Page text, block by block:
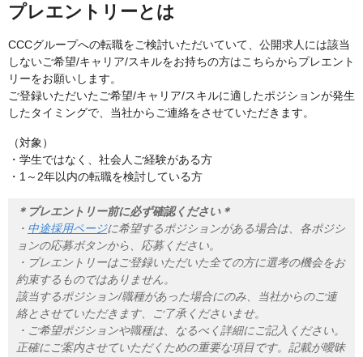
プレエントリーとは
CCCグループへの転職をご検討いただいていて、公開求人には該当
しないご希望/キャリア/スキルをお持ちの方はこちらからプレエント
リーをお願いします。
ご登録いただいたご希望/キャリア/スキルに適したポジションが発生
したタイミングで、当社からご連絡をさせていただきます。
（対象）
・学生ではなく、社会人ご経験がある方
・1～2年以内の転職を検討している方
＊プレエントリー前に必ず確認ください＊
・ 中途採用ページに希望するポジションがある場合は、各ポジシ
ョンの応募ボタンから、応募ください。
・プレエントリーはご登録いただいた全ての方に選考の機会をお
約束するものではありません。
該当するポジション/職種があった場合にのみ、当社からのご連
絡とさせていただきます、ご了承くださいませ。
・ご希望ポジションや職種は、なるべく詳細にご記入ください。
正確にご案内させていただくための重要な項目です。記載が曖昧